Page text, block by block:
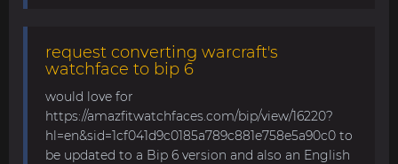
request converting warcraft's
watchface to bip 6
would love for
https://amazfitwatchfaces.com/bip/view/16220?
hl=en&sid=1cf041d9c0185a789c881e758e5a90c0 to
be updated to a Bip 6 version and also an English